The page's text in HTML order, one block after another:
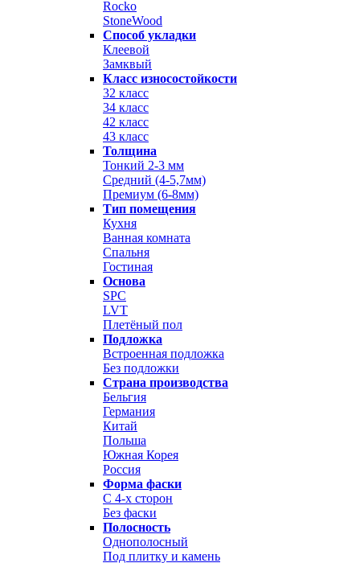
Rocko
StoneWood
Способ укладки
Клеевой
Замквый
Класс износостойкости
32 класс
34 класс
42 класс
43 класс
Толщина
Тонкий 2-3 мм
Средний (4-5,7мм)
Премиум (6-8мм)
Тип помещения
Кухня
Ванная комната
Спальня
Гостиная
Основа
SPC
LVT
Плетёный пол
Подложка
Встроенная подложка
Без подложки
Страна производства
Бельгия
Германия
Китай
Польша
Южная Корея
Россия
Форма фаски
С 4-х сторон
Без фаски
Полосность
Однополосный
Под плитку и камень